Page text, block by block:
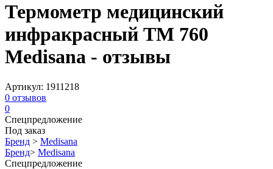
Термометр медицинский
инфракрасный TM 760
Medisana - отзывы
Артикул: 1911218
0 отзывов
0
Спецпредложение
Под заказ
Бренд > Medisana
Бренд> Medisana
Спецпредложение